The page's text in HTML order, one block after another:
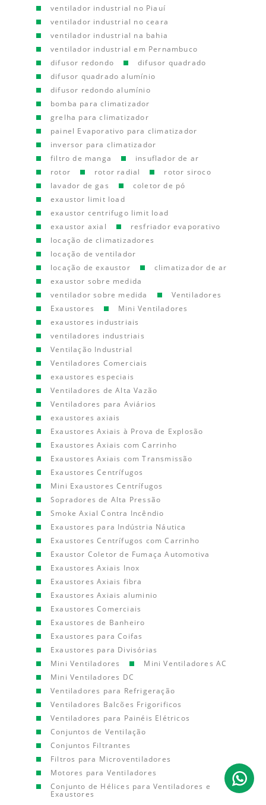
ventilador industrial no Piauí
ventilador industrial no ceara
ventilador industrial na bahia
ventilador industrial em Pernambuco
difusor redondo
difusor quadrado
difusor quadrado alumínio
difusor redondo alumínio
bomba para climatizador
grelha para climatizador
painel Evaporativo para climatizador
inversor para climatizador
filtro de manga
insuflador de ar
rotor
rotor radial
rotor siroco
lavador de gas
coletor de pó
exaustor limit load
exaustor centrifugo limit load
exaustor axial
resfriador evaporativo
locação de climatizadores
locação de ventilador
locação de exaustor
climatizador de ar
exaustor sobre medida
ventilador sobre medida
Ventiladores
Exaustores
Mini Ventiladores
exaustores industriais
ventiladores industriais
Ventilação Industrial
Ventiladores Comerciais
exaustores especiais
Ventiladores de Alta Vazão
Ventiladores para Aviários
exaustores axiais
Exaustores Axiais à Prova de Explosão
Exaustores Axiais com Carrinho
Exaustores Axiais com Transmissão
Exaustores Centrífugos
Mini Exaustores Centrífugos
Sopradores de Alta Pressão
Smoke Axial Contra Incêndio
Exaustores para Indústria Náutica
Exaustores Centrífugos com Carrinho
Exaustor Coletor de Fumaça Automotiva
Exaustores Axiais Inox
Exaustores Axiais fibra
Exaustores Axiais aluminio
Exaustores Comerciais
Exaustores de Banheiro
Exaustores para Coifas
Exaustores para Divisórias
Mini Ventiladores
Mini Ventiladores AC
Mini Ventiladores DC
Ventiladores para Refrigeração
Ventiladores Balcões Frigorificos
Ventiladores para Painéis Elétricos
Conjuntos de Ventilação
Conjuntos Filtrantes
Filtros para Microventiladores
Motores para Ventiladores
Conjunto de Hélices para Ventiladores e
Exaustores